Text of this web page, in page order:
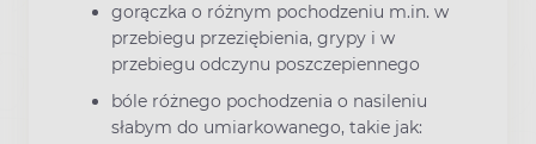
gorączka o różnym pochodzeniu m.in. w
przebiegu przeziębienia, grypy i w
przebiegu odczynu poszczepiennego
bóle różnego pochodzenia o nasileniu
słabym do umiarkowanego, takie jak: